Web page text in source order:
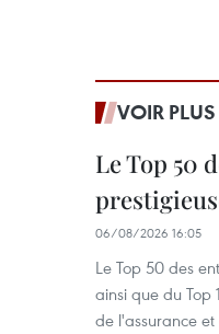
VOIR PLUS
Le Top 50
06/08/2026 16:05
Le Top 50 des
ainsi que du Top
de l'assurance